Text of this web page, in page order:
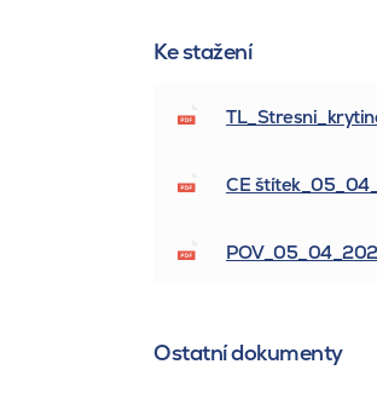
Ke stažení
CE
Ostatní dokumenty